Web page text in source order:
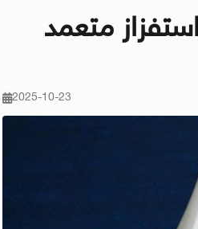
متعمد
2025-10-23